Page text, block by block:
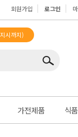
회원가입 로그인
시까지)
가전제품 식품
맨위로